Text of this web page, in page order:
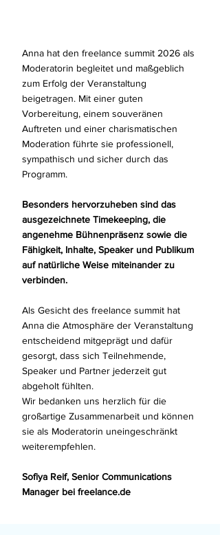
Anna hat den freelance summit 2026 als
Moderatorin begleitet und maßgeblich
zum Erfolg der Veranstaltung
beigetragen. Mit einer guten
Vorbereitung, einem souveränen
Auftreten und einer charismatischen
Moderation führte sie professionell,
sympathisch und sicher durch das
Programm.
Besonders hervorzuheben sind das
ausgezeichnete Timekeeping, die
angenehme Bühnenpräsenz sowie die
Fähigkeit, Inhalte, Speaker und Publikum
auf natürliche Weise miteinander zu
verbinden.
Als Gesicht des freelance summit hat
Anna die Atmosphäre der Veranstaltung
entscheidend mitgeprägt und dafür
gesorgt, dass sich Teilnehmende,
Speaker und Partner jederzeit gut
abgeholt fühlten.
Wir bedanken uns herzlich für die
großartige Zusammenarbeit und können
sie als Moderatorin uneingeschränkt
weiterempfehlen.
Sofiya Reif, Senior Communications
Manager bei freelance.de